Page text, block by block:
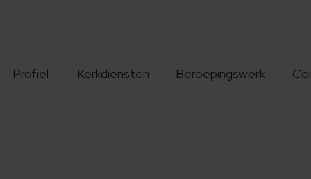
Profiel Kerkdiensten Beroepingswerk